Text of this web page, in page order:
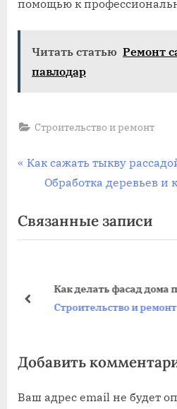
помощью к
Читать статью Ремонт
павлодар
Строительство и ремонт
Навигация
записям
П
д
ы
щ
з
п
Как сажать тыкву
С
е
д
з
п
Обработка деревьев и
Связанные записи
Как делать фасад дома
Строительство и ремонт
пред
Добавить
Ваш адрес email не будет